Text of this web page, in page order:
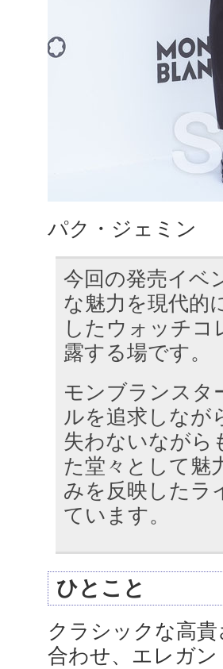
パク・ジェミン
今回の発売イベ
な魅力を現代的
したウォッチコ
露する場です。
モンブランスタ
ルを追求しなが
失わないながら
た堂々として魅
みを反映したラ
ています。
ひとこと
クラシックな高
合わせ、エレガ